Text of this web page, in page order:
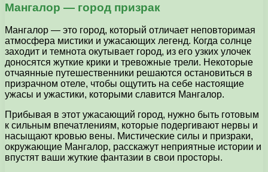
Мангалор — город призрак
Мангалор — это город, который отличает неповторимая
атмосфера мистики и ужасающих легенд. Когда солнце
заходит и темнота окутывает город, из его узких улочек
доносятся жуткие крики и тревожные трели. Некоторые
отчаянные путешественники решаются остановиться в
призрачном отеле, чтобы ощутить на себе настоящие
ужасы и ужастики, которыми славится Мангалор.
Прибывая в этот ужасающий город, нужно быть готовым
к сильным впечатлениям, которые подергивают нервы и
насыщают кровью вены. Мистические силы и призраки,
окружающие Мангалор, расскажут неприятные истории и
впустят ваши жуткие фантазии в свои просторы.